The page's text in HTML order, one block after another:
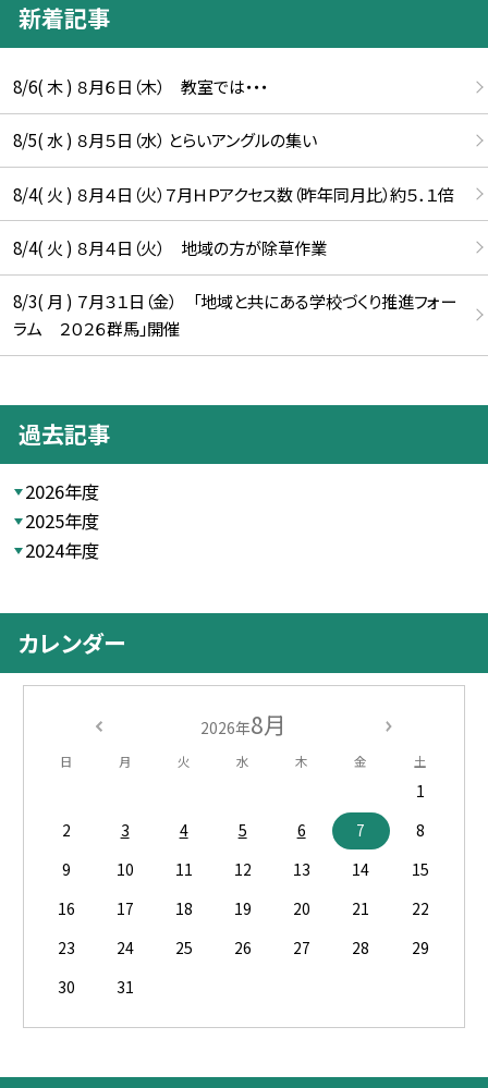
新着記事
8/6( 木 ) ８月６日（木） 教室では・・・
8/5( 水 ) ８月５日（水） とらいアングルの集い
8/4( 火 ) ８月４日（火）７月ＨＰアクセス数（昨年同月比）約５．１倍
8/4( 火 ) ８月４日（火） 地域の方が除草作業
8/3( 月 ) ７月３１日（金） 「地域と共にある学校づくり推進フォー
ラム ２０２６群馬」開催
過去記事
2026年度
2025年度
2024年度
カレンダー
2026年8月
日 月 火 水 木 金 土
1
2
3 4 5 6 7
8
9
10 11 12 13 14
15
16
17 18 19 20 21
22
23
24 25 26 27 28
29
30
31